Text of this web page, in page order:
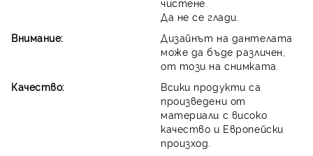
Да не се глади.
Внимание:
Дизайнът на дантелата
може да бъде различен,
от този на снимката.
Качество:
Всики продукти са
произведени от
материали с високо
качество и Европейски
произход.